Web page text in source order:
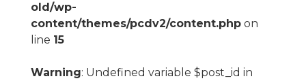
old/wp-
content/themes/pcdv2/content.phpon
line 15
Warning: Undefined variable $post_id in